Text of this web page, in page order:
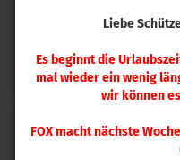
Liebe
Es beginnt die
mal wieder ein wenig
wir können
FOX macht nächste
Magpul Schäfte